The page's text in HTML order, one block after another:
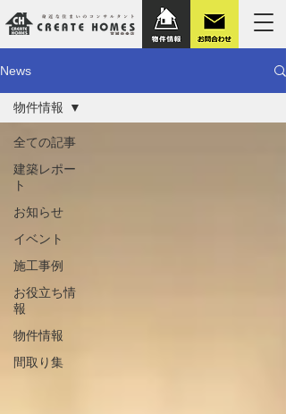
News
全ての記事
建築レポー
ト
お知らせ
イベント
施工事例
お役立ち情
報
物件情報
間取り集
物件情報